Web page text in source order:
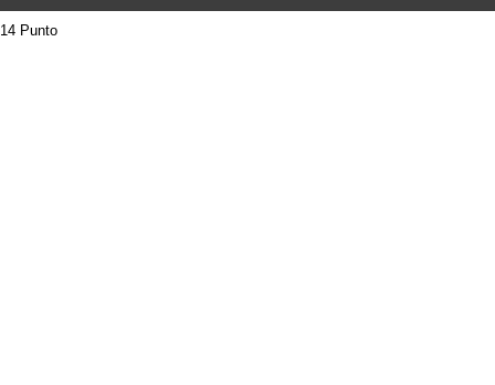
14 Punto